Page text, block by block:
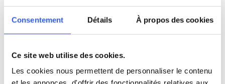
Consentement Détails À propos des cookies
Ce site web utilise des cookies.
Les cookies nous permettent de personnaliser le contenu
SVT
Philosophie
Histoire